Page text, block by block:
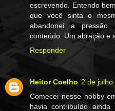
escrevendo. Entendo
que você sinta o
abandonei a pressão
conteúdo. Um abração e
Responder
Heitor Coelho 2 de
Comecei nesse hobby
havia contribuído